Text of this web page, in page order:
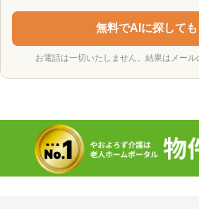
無料でAIに探しても
お電話は一切いたしません。結果はメール